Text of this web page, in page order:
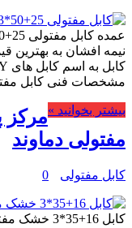
نیمه افشان به بهترین
مشخصات فنی کابل مفتولی ۲۵+۵۰*۳ مسی
بیشتر بخوانید »
مفتولی دماوند
کابل مفتولی 0
کابل